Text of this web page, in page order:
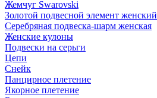
Жемчуг Swarovski
Золотой подвесной элемент женcкий
Серебряная подвеска-шарм женская
Женские кулоны
Подвески на серьги
Цепи
Снейк
Панцирное плетение
Якорное плетение